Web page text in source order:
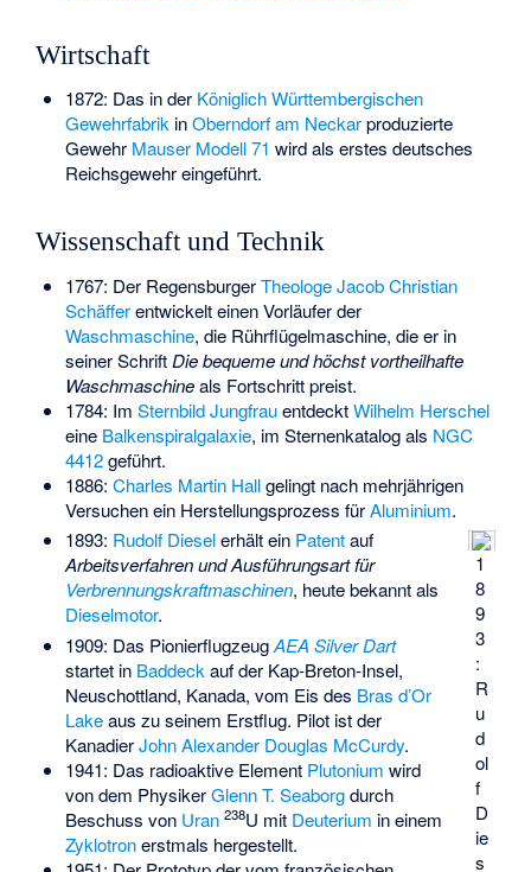
Wirtschaft
1872: Das in der Königlich Württembergischen
Gewehrfabrik inOberndorf am Neckarproduzierte
Gewehr Mauser Modell 71 wird als erstes deutsches
Reichsgewehr eingeführt.
Wissenschaft und Technik
1767: Der RegensburgerTheologe Jacob Christian
Schäfferentwickelt einen Vorläufer der
Waschmaschine, die Rührflügelmaschine, die er in
seiner SchriftDie bequeme und höchst vortheilhafte
Waschmaschineals Fortschritt preist.
1784: Im Sternbild JungfrauentdecktWilhelm Herschel
eine Balkenspiralgalaxie, im Sternenkatalog als NGC
4412geführt.
1886: Charles Martin Hallgelingt nach mehrjährigen
Versuchen ein Herstellungsprozess fürAluminium.
1
8
9
3
:
R
u
d
ol
f
D
ie
s
1893: Rudolf Dieselerhält ein Patentauf
Arbeitsverfahren und Ausführungsart für
Verbrennungskraftmaschinen, heute bekannt als
Dieselmotor.
1909: Das PionierflugzeugAEA Silver Dart
startet in Baddeck auf der Kap-Breton-Insel,
Neuschottland, Kanada, vom Eis des Bras d’Or
Lakeaus zu seinem Erstflug. Pilot ist der
KanadierJohn Alexander Douglas McCurdy.
1941: Das radioaktive Element Plutonium wird
von dem PhysikerGlenn T. Seaborgdurch
Beschuss von Uran 238U mit Deuterium in einem
Zyklotronerstmals hergestellt.